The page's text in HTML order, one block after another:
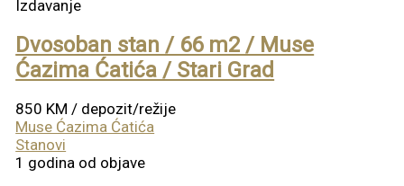
Izdavanje
Dvosoban stan / 66 m2 / Muse
Ćazima Ćatića / Stari Grad
850 KM/ depozit/režije
Muse Ćazima Ćatića
Stanovi
1 godina od objave